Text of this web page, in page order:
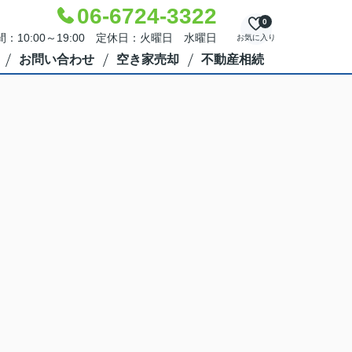
06-6724-3322
：10:00～19:00 定休日：火曜日 水曜日 お気に入り
0
お問い合わせ 空き家売却 不動産相続